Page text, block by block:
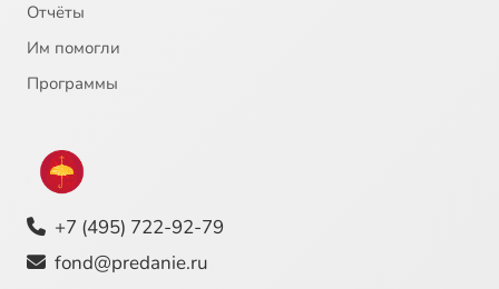
Отчёты
Им помогли
Программы
+7 (495) 722-92-79
fond@predanie.ru